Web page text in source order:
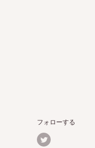
フォローする